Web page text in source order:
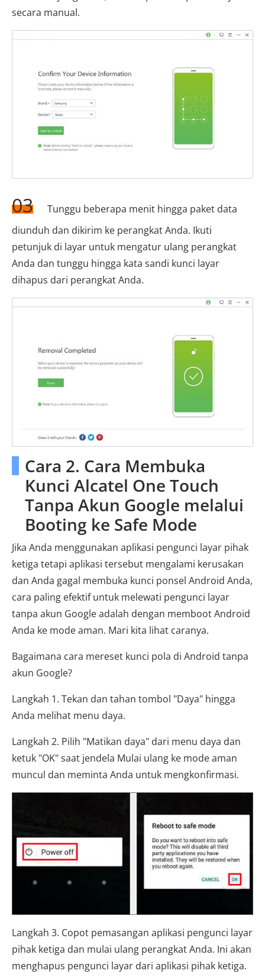
secara manual.
03
Tunggu beberapa menit hingga paket data
diunduh dan dikirim ke perangkat Anda. Ikuti
petunjuk di layar untuk mengatur ulang perangkat
Anda dan tunggu hingga kata sandi kunci layar
dihapus dari perangkat Anda.
Cara 2. Cara Membuka
Kunci Alcatel One Touch
Tanpa Akun Google melalui
Booting ke Safe Mode
Jika Anda menggunakan aplikasi pengunci layar pihak
ketiga tetapi aplikasi tersebut mengalami kerusakan
dan Anda gagal membuka kunci ponsel Android Anda,
cara paling efektif untuk melewati pengunci layar
tanpa akun Google adalah dengan memboot Android
Anda ke mode aman. Mari kita lihat caranya.
Bagaimana cara mereset kunci pola di Android tanpa
akun Google?
Langkah 1. Tekan dan tahan tombol "Daya" hingga
Anda melihat menu daya.
Langkah 2. Pilih "Matikan daya" dari menu daya dan
ketuk "OK" saat jendela Mulai ulang ke mode aman
muncul dan meminta Anda untuk mengkonfirmasi.
Langkah 3. Copot pemasangan aplikasi pengunci layar
pihak ketiga dan mulai ulang perangkat Anda. Ini akan
menghapus pengunci layar dari aplikasi pihak ketiga.